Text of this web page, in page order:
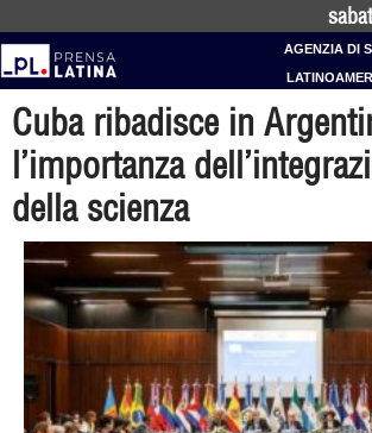
AGENZIA DI
Cuba ribadisce in
l’importanza
della scienza